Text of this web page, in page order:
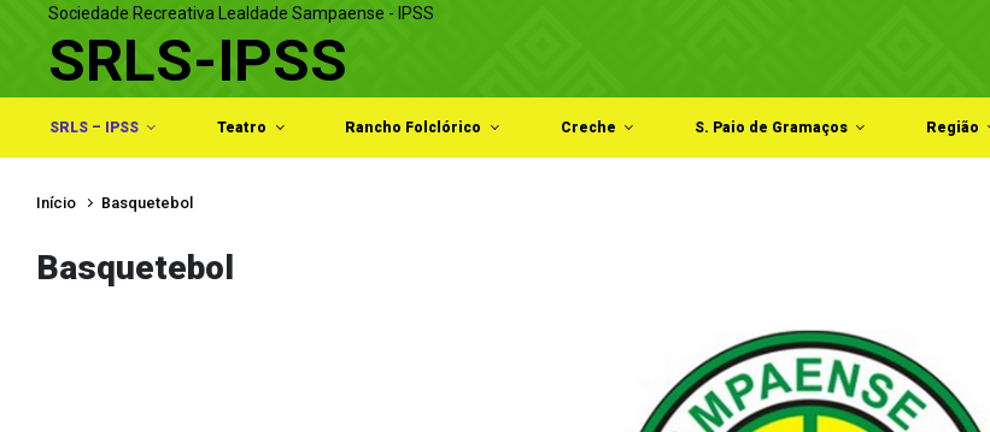
Sociedade Recreativa Lealdade Sampaense - IPSS
SRLS-IPSS
SRLS – IPSS Teatro Rancho Folclórico Creche S. Paio de Gramaços Região
Início Basquetebol
Basquetebol